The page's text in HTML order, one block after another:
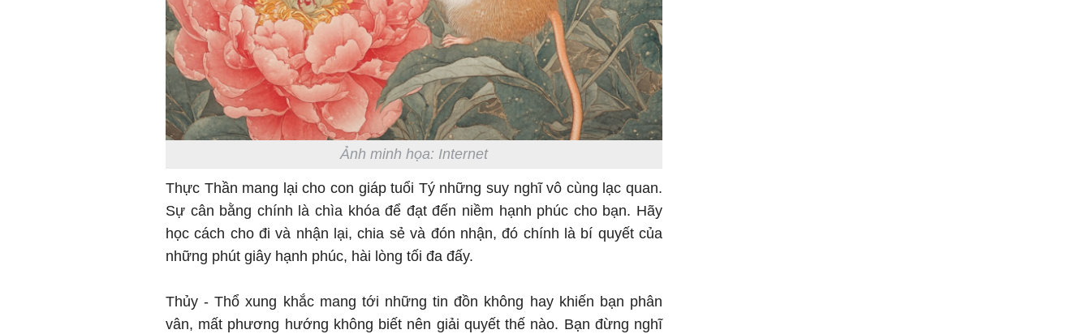
Ảnh minh họa: Internet
Thực Thần mang lại cho con giáp tuổi Tý những suy nghĩ vô cùng lạc quan.
Sự cân bằng chính là chìa khóa để đạt đến niềm hạnh phúc cho bạn. Hãy
học cách cho đi và nhận lại, chia sẻ và đón nhận, đó chính là bí quyết của
những phút giây hạnh phúc, hài lòng tối đa đấy.
Thủy - Thổ xung khắc mang tới những tin đồn không hay khiến bạn phân
vân, mất phương hướng không biết nên giải quyết thế nào. Bạn đừng nghĩ